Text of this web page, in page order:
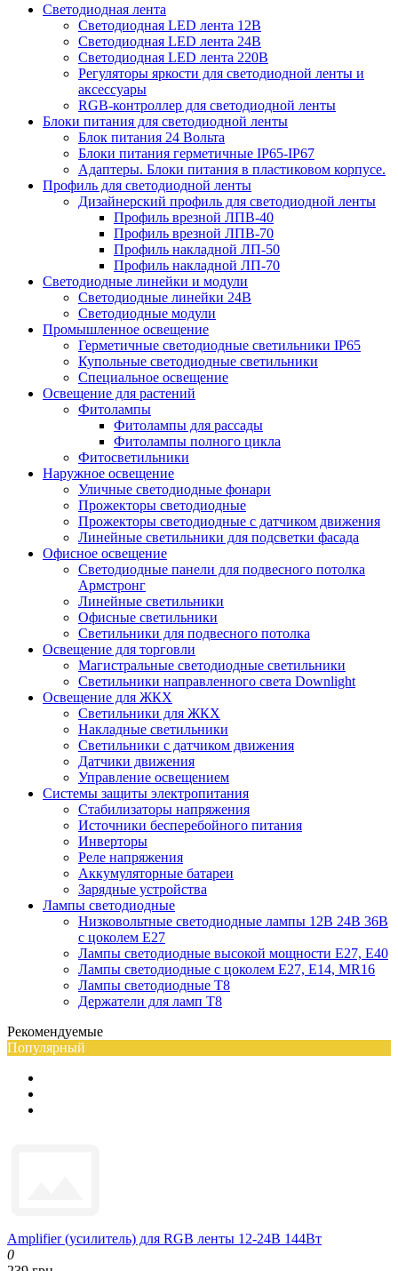
Светодиодная лента
Светодиодная LED лента 12В
Светодиодная LED лента 24В
Светодиодная LED лента 220В
Регуляторы яркости для светодиодной ленты и
аксессуары
RGB-контроллер для светодиодной ленты
Блоки питания для светодиодной ленты
Блок питания 24 Вольта
Блоки питания герметичные IP65-IP67
Адаптеры. Блоки питания в пластиковом корпусе.
Профиль для светодиодной ленты
Дизайнерский профиль для светодиодной ленты
Профиль врезной ЛПВ-40
Профиль врезной ЛПВ-70
Профиль накладной ЛП-50
Профиль накладной ЛП-70
Светодиодные линейки и модули
Светодиодные линейки 24В
Светодиодные модули
Промышленное освещение
Герметичные светодиодные светильники IP65
Купольные светодиодные светильники
Специальное освещение
Освещение для растений
Фитолампы
Фитолампы для рассады
Фитолампы полного цикла
Фитосветильники
Наружное освещение
Уличные светодиодные фонари
Прожекторы светодиодные
Прожекторы светодиодные с датчиком движения
Линейные светильники для подсветки фасада
Офисное освещение
Cветодиодные панели для подвесного потолка
Армстронг
Линейные светильники
Офисные светильники
Светильники для подвесного потолка
Освещение для торговли
Магистральные светодиодные светильники
Светильники направленного света Downlight
Освещение для ЖКХ
Светильники для ЖКХ
Накладные светильники
Светильники с датчиком движения
Датчики движения
Управление освещением
Системы защиты электропитания
Стабилизаторы напряжения
Источники бесперебойного питания
Инверторы
Реле напряжения
Аккумуляторные батареи
Зарядные устройства
Лампы светодиодные
Низковольтные светодиодные лампы 12В 24В 36В
с цоколем Е27
Лампы светодиодные высокой мощности Е27, Е40
Лампы светодиодные с цоколем Е27, Е14, MR16
Лампы светодиодные Т8
Держатели для ламп T8
Рекомендуемые
Популярный
Amplifier (усилитель) для RGB ленты 12-24В 144Вт
0